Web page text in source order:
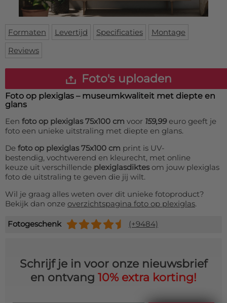
Deurmat
Vloermat
Skateboard deck
Over ons
Inloggen
WhatsApp
Formaten Levertijd Specificaties
Montage
Reviews
Foto's uploaden
Foto op plexiglas – museumkwaliteit met diepte en
glans
Een foto op plexiglas 75x100 cm voor 159,99euro geeft je
foto een unieke uitstraling met diepte en glans.
De foto op plexiglas 75x100 cm print is UV-
bestendig, vochtwerend en kleurecht, met online
keuze uit verschillende plexiglasdiktesom jouw plexiglas
foto de uitstraling te geven die jij wilt.
Wil je graag alles weten over dit unieke fotoproduct?
Bekijk dan onze overzichtspagina foto op plexiglas.
Fotogeschenk (+9484)
Schrijf je in voor onze nieuwsbrief
en ontvang 10% extra korting!